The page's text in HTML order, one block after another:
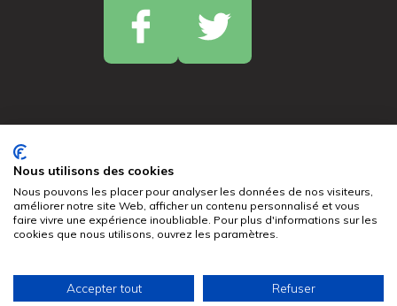
© 2024 France Copeaux. Alle Rechte vorbehalten.
Datenschutzrichtlinien
ImpressumKontakt
Nederlands(Niederländisch English(
Nous utilisons des cookies
Nous pouvons les placer pour analyser les données de nos visiteurs,
améliorer notre site Web, afficher un contenu personnalisé et vous
faire vivre une expérience inoubliable. Pour plus d'informations sur les
cookies que nous utilisons, ouvrez les paramètres.
Accepter tout Refuser